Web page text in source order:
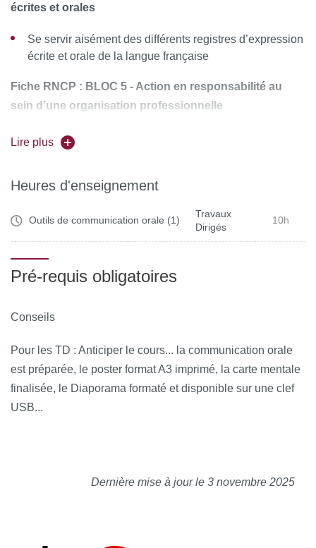
écrites et orales
Se servir aisément des différents registres d’expression
écrite et orale de la langue française
Fiche RNCP : BLOC 5 - Action en responsabilité au
sein d’une organisation professionnelle
Situer son rôle et sa mission au sein d'une organisation
Travailler en équipe et en réseau ainsi qu’en autonomie
Analyser ses actions en situation professionnelle,
s’autoévaluer pour améliorer sa pratique.
Lire plus
Heures d'enseignement
Outils de communication orale (1)
Travaux
Dirigés
10h
Pré-requis obligatoires
Conseils
Pour les TD : Anticiper le cours... la communication orale
est préparée, le poster format A3 imprimé, la carte mentale
finalisée, le Diaporama formaté et disponible sur une clef
USB...
Dernière mise à jour le 3 novembre 2025